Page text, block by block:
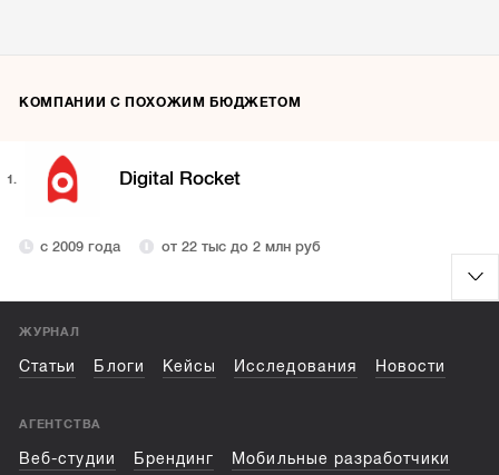
КОМПАНИИ С ПОХОЖИМ БЮДЖЕТОМ
1. Digital Rocket
с 2009 года от 22 тыс до 2 млн руб
ЖУРНАЛ
Статьи Блоги Кейсы Исследования Новости
АГЕНТСТВА
Веб-студии Брендинг
Мобильные разработчики